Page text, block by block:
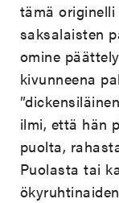
tämä
saksalaisten
omine
kivunneena
ilmi, että hän
puolta,
Puolasta tai